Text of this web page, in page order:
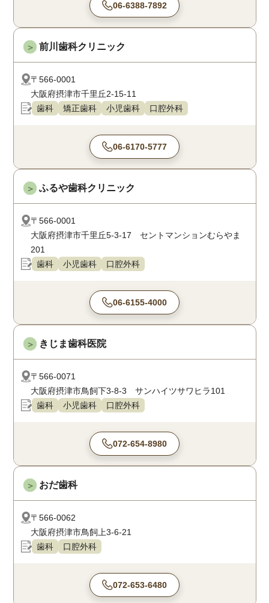
06-6388-7892
＞ 前川歯科クリニック
〒566-0001
大阪府摂津市千里丘2-15-11
歯科
矯正歯科 小児歯科 口腔外科
06-6170-5777
＞ ふるや歯科クリニック
〒566-0001
大阪府摂津市千里丘5-3-17 セントマンションむらやま
201
歯科
小児歯科 口腔外科
06-6155-4000
＞ きじま歯科医院
〒566-0071
大阪府摂津市鳥飼下3-8-3 サンハイツサワヒラ101
歯科
小児歯科 口腔外科
072-654-8980
＞ おだ歯科
〒566-0062
大阪府摂津市鳥飼上3-6-21
歯科
口腔外科
072-653-6480